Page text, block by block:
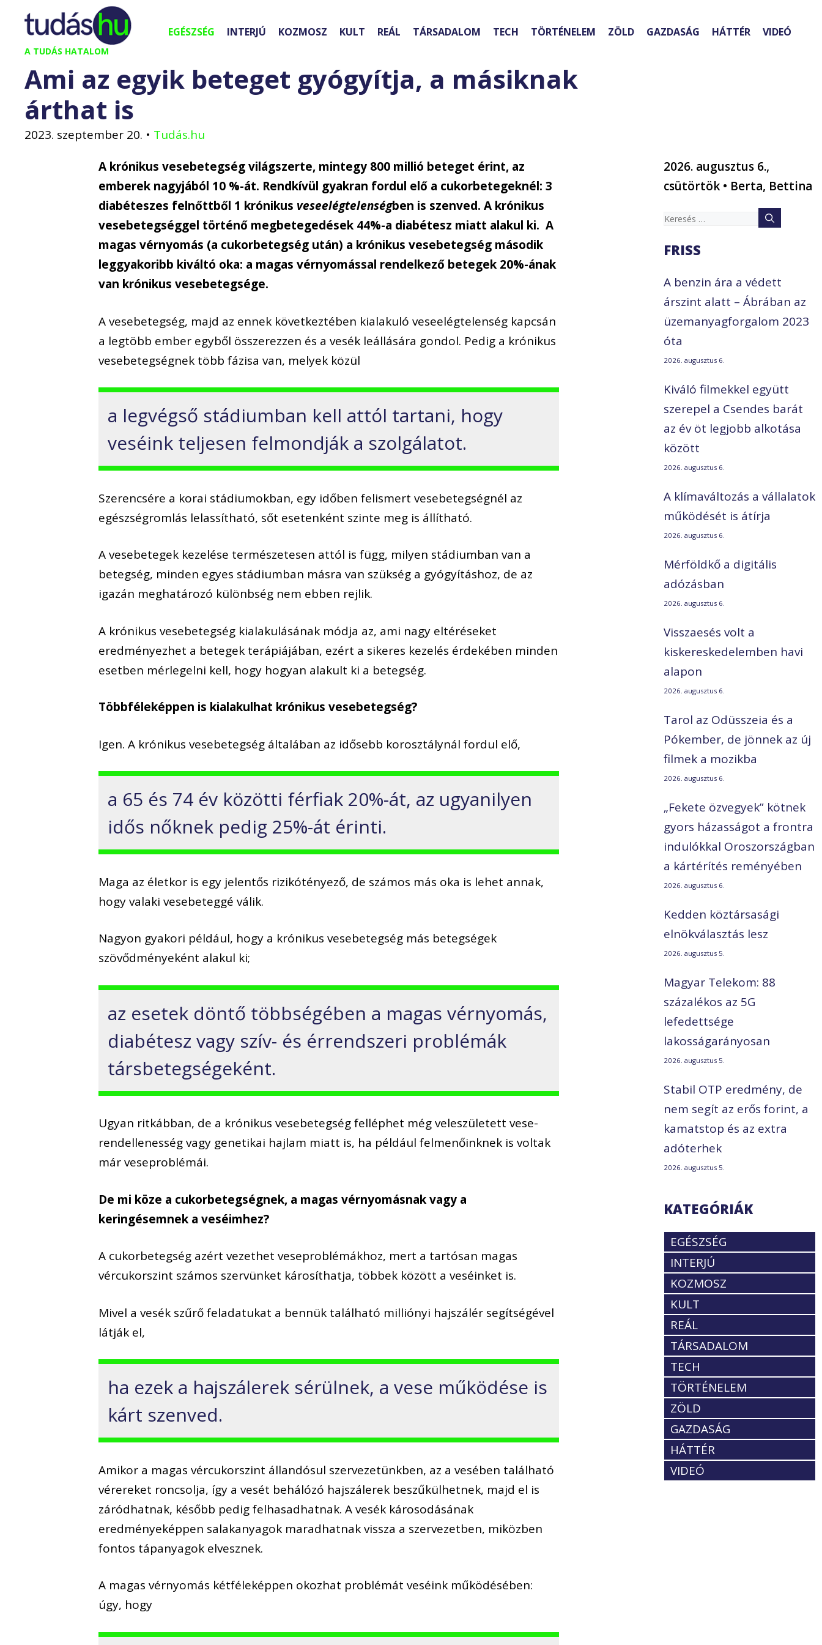
Kilépés
tartalomba
A TUDÁS HATALOM
EGÉSZSÉG INTERJÚ KOZMOSZ KULT REÁL TÁRSADALOM TECH TÖRTÉNELEM ZÖLD GAZDASÁG HÁTTÉR VIDEÓ
Ami az egyik beteget gyógyítja, a másiknak
árthat is
2023. szeptember 20. • Tudás.hu
A krónikus vesebetegség világszerte, mintegy 800 millió beteget érint, az
emberek nagyjából 10 %-át. Rendkívül gyakran fordul elő a cukorbetegeknél: 3
diabéteszes felnőttből 1 krónikus veseelégtelenségben is szenved. A krónikus
vesebetegséggel történő megbetegedések 44%-a diabétesz miatt alakul ki. A
magas vérnyomás (a cukorbetegség után) a krónikus vesebetegség második
leggyakoribb kiváltó oka: a magas vérnyomással rendelkező betegek 20%-ának
van krónikus vesebetegsége.
A vesebetegség, majd az ennek következtében kialakuló veseelégtelenség kapcsán
a legtöbb ember egyből összerezzen és a vesék leállására gondol. Pedig a krónikus
vesebetegségnek több fázisa van, melyek közül
a legvégső stádiumban kell attól tartani, hogy
veséink teljesen felmondják a szolgálatot.
Szerencsére a korai stádiumokban, egy időben felismert vesebetegségnél az
egészségromlás lelassítható, sőt esetenként szinte meg is állítható.
A vesebetegek kezelése természetesen attól is függ, milyen stádiumban van a
betegség, minden egyes stádiumban másra van szükség a gyógyításhoz, de az
igazán meghatározó különbség nem ebben rejlik.
A krónikus vesebetegség kialakulásának módja az, ami nagy eltéréseket
eredményezhet a betegek terápiájában, ezért a sikeres kezelés érdekében minden
esetben mérlegelni kell, hogy hogyan alakult ki a betegség.
Többféleképpen is kialakulhat krónikus vesebetegség?
Igen. A krónikus vesebetegség általában az idősebb korosztálynál fordul elő,
a 65 és 74 év közötti férfiak 20%-át, az ugyanilyen
idős nőknek pedig 25%-át érinti.
Maga az életkor is egy jelentős rizikótényező, de számos más oka is lehet annak,
hogy valaki vesebeteggé válik.
Nagyon gyakori például, hogy a krónikus vesebetegség más betegségek
szövődményeként alakul ki;
az esetek döntő többségében a magas vérnyomás,
diabétesz vagy szív- és érrendszeri problémák
társbetegségeként.
Ugyan ritkábban, de a krónikus vesebetegség felléphet még veleszületett vese-
rendellenesség vagy genetikai hajlam miatt is, ha például felmenőinknek is voltak
már veseproblémái.
De mi köze a cukorbetegségnek, a magas vérnyomásnak vagy a
keringésemnek a veséimhez?
A cukorbetegség azért vezethet veseproblémákhoz, mert a tartósan magas
vércukorszint számos szervünket károsíthatja, többek között a veséinket is.
Mivel a vesék szűrő feladatukat a bennük található milliónyi hajszálér segítségével
látják el,
ha ezek a hajszálerek sérülnek, a vese működése is
kárt szenved.
Amikor a magas vércukorszint állandósul szervezetünkben, az a vesében található
vérereket roncsolja, így a vesét behálózó hajszálerek beszűkülhetnek, majd el is
záródhatnak, később pedig felhasadhatnak. A vesék károsodásának
eredményeképpen salakanyagok maradhatnak vissza a szervezetben, miközben
fontos tápanyagok elvesznek.
A magas vérnyomás kétféleképpen okozhat problémát veséink működésében:
úgy, hogy
2026. augusztus 6.,
csütörtök • Berta, Bettina
Keresés:
FRISS
A benzin ára a védett
árszint alatt – Ábrában az
üzemanyagforgalom 2023
óta
2026. augusztus 6.
Kiváló filmekkel együtt
szerepel a Csendes barát
az év öt legjobb alkotása
között
2026. augusztus 6.
A klímaváltozás a vállalatok
működését is átírja
2026. augusztus 6.
Mérföldkő a digitális
adózásban
2026. augusztus 6.
Visszaesés volt a
kiskereskedelemben havi
alapon
2026. augusztus 6.
Tarol az Odüsszeia és a
Pókember, de jönnek az új
filmek a mozikba
2026. augusztus 6.
„Fekete özvegyek” kötnek
gyors házasságot a frontra
indulókkal Oroszországban
a kártérítés reményében
2026. augusztus 6.
Kedden köztársasági
elnökválasztás lesz
2026. augusztus 5.
Magyar Telekom: 88
százalékos az 5G
lefedettsége
lakosságarányosan
2026. augusztus 5.
Stabil OTP eredmény, de
nem segít az erős forint, a
kamatstop és az extra
adóterhek
2026. augusztus 5.
KATEGÓRIÁK
EGÉSZSÉG
INTERJÚ
KOZMOSZ
KULT
REÁL
TÁRSADALOM
TECH
TÖRTÉNELEM
ZÖLD
GAZDASÁG
HÁTTÉR
VIDEÓ